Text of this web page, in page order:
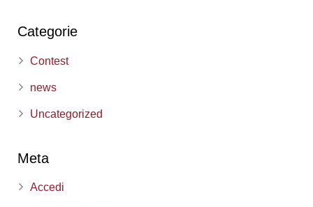
Categorie
Contest
news
Uncategorized
Meta
Accedi